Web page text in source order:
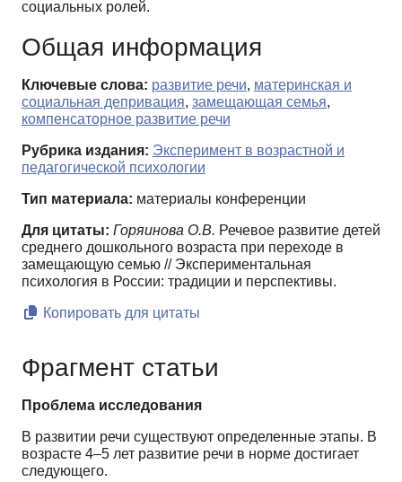
социальных ролей.
Общая информация
Ключевые слова: развитие речи, материнская и
социальная депривация, замещающая семья,
компенсаторное развитие речи
Рубрика издания: Эксперимент в возрастной и
педагогической психологии
Тип материала: материалы конференции
Для цитаты: Горяинова О.В. Речевое развитие детей
среднего дошкольного возраста при переходе в
замещающую семью // Экспериментальная
психология в России: традиции и перспективы.
Копировать для цитаты
Фрагмент статьи
Проблема исследования
В развитии речи существуют определенные этапы. В
возрасте 4–5 лет развитие речи в норме достигает
следующего.